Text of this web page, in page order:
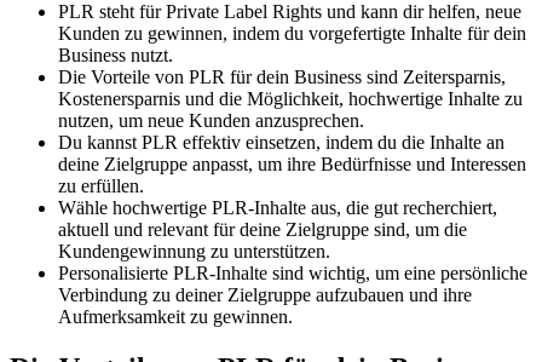
PLR steht für Private Label Rights und kann dir helfen, neue
Kunden zu gewinnen, indem du vorgefertigte Inhalte für dein
Business nutzt.
Die Vorteile von PLR für dein Business sind Zeitersparnis,
Kostenersparnis und die Möglichkeit, hochwertige Inhalte zu
nutzen, um neue Kunden anzusprechen.
Du kannst PLR effektiv einsetzen, indem du die Inhalte an
deine Zielgruppe anpasst, um ihre Bedürfnisse und Interessen
zu erfüllen.
Wähle hochwertige PLR-Inhalte aus, die gut recherchiert,
aktuell und relevant für deine Zielgruppe sind, um die
Kundengewinnung zu unterstützen.
Personalisierte PLR-Inhalte sind wichtig, um eine persönliche
Verbindung zu deiner Zielgruppe aufzubauen und ihre
Aufmerksamkeit zu gewinnen.